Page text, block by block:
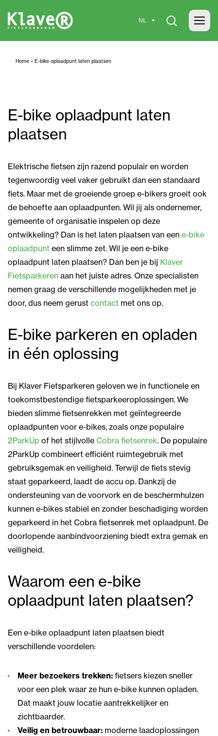
Home » E-bike oplaadpunt laten plaatsen
E-bike oplaadpunt laten
plaatsen
Elektrische fietsen zijn razend populair en worden
tegenwoordig veel vaker gebruikt dan een standaard
fiets. Maar met de groeiende groep e-bikers groeit ook
de behoefte aan oplaadpunten. Wil jij als ondernemer,
gemeente of organisatie inspelen op deze
ontwikkeling? Dan is het laten plaatsen van een e-bike
oplaadpunt een slimme zet. Wil je een e-bike
oplaadpunt laten plaatsen? Dan ben je bij Klaver
Fietsparkeren aan het juiste adres. Onze specialisten
nemen graag de verschillende mogelijkheden met je
door, dus neem gerust contact met ons op.
E-bike parkeren en opladen
in één oplossing
Bij Klaver Fietsparkeren geloven we in functionele en
toekomstbestendige fietsparkeeroplossingen. We
bieden slimme fietsenrekken met geïntegreerde
oplaadpunten voor e-bikes, zoals onze populaire
2ParkUp of het stijlvolle Cobra fietsenrek. De populaire
2ParkUp combineert efficiënt ruimtegebruik met
gebruiksgemak en veiligheid. Terwijl de fiets stevig
staat geparkeerd, laadt de accu op. Dankzij de
ondersteuning van de voorvork en de beschermhulzen
kunnen e-bikes stabiel en zonder beschadiging worden
geparkeerd in het Cobra fietsenrek met oplaadpunt. De
doorlopende aanbindvoorziening biedt extra gemak en
veiligheid.
Waarom een e-bike
oplaadpunt laten plaatsen?
Een e-bike oplaadpunt laten plaatsen biedt
verschillende voordelen:
Meer bezoekers trekken: fietsers kiezen sneller
voor een plek waar ze hun e-bike kunnen opladen.
Dat maakt jouw locatie aantrekkelijker en
zichtbaarder.
Veilig en betrouwbaar: moderne laadoplossingen